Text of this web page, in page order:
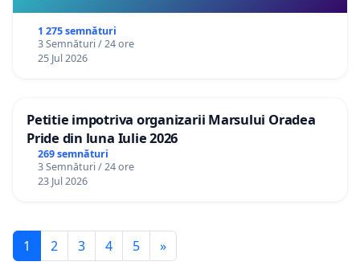
1 275 semnături
3 Semnături / 24 ore
25 Jul 2026
Petitie impotriva organizarii Marsului Oradea
Pride din luna Iulie 2026
269 semnături
3 Semnături / 24 ore
23 Jul 2026
1 2 3 4 5 »